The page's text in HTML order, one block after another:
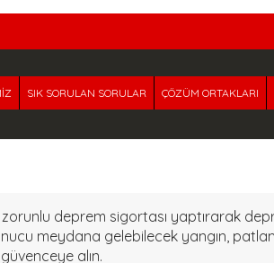
SIK SORULAN SORULAR ÇÖZÜM ORTAKLARI
deprem sigortası yaptırarak
meydana gelebilecek yangın,
alın.